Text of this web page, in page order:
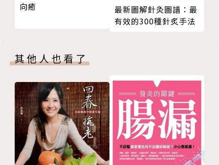
向癒
最新圖解針灸圖譜：最
有效的300種針炙手法
其他人也看了